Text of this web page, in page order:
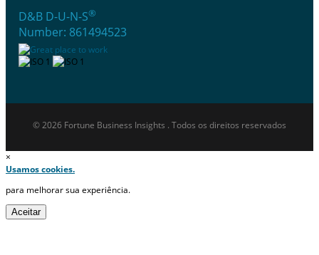
D&B D-U-N-S®
Number: 861494523
© 2026 Fortune Business Insights . Todos os direitos reservados
×
Usamos cookies.
para melhorar sua experiência.
Aceitar